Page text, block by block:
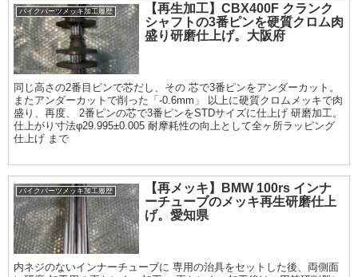
バイクパーツメッキ加工履歴
【再生加工】CBX400F クランク
シャフトの3番ピンを硬質クロム肉
盛り研磨仕上げ。大阪府
同じ高さの2番目ピンで芯だし、その 芯で3番ピンをアンダーカット。
またアンダーカットで削った「-0.6mm」 以上に硬質クロムメッキで肉
盛り、再度、 2番ピンの芯で3番ピンをSTDサイズに仕上げ 研磨加工。
仕上がり寸法φ29.995±0.005 耐摩耗性の向上として全ヶ所ラッピング
仕上げ まで
バイクパーツメッキ加工履歴
【再メッキ】BMW 100rs インナ
ーチューブのメッキ再生研磨仕上
げ。愛知県
内ネジのないインナーチューブに 専用の治具をセットした後、両側面